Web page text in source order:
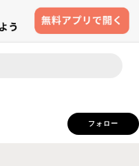
フォロー